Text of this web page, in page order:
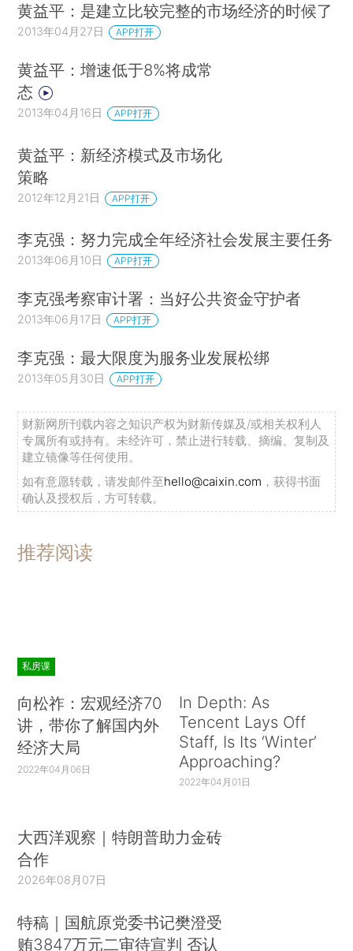
黄益平：是建立比较完整的市场经济的时候了
2013年04月27日 APP打开
黄益平：增速低于8%将成常
态
2013年04月16日 APP打开
黄益平：新经济模式及市场化
策略
2012年12月21日 APP打开
李克强：努力完成全年经济社会发展主要任务
2013年06月10日 APP打开
李克强考察审计署：当好公共资金守护者
2013年06月17日 APP打开
李克强：最大限度为服务业发展松绑
2013年05月30日 APP打开
财新网所刊载内容之知识产权为财新传媒及/或相关权利人
专属所有或持有。未经许可，禁止进行转载、摘编、复制及
建立镜像等任何使用。
如有意愿转载，请发邮件至hello@caixin.com ，获得书面
确认及授权后，方可转载。
推荐阅读
私房课
向松祚：宏观经济70
讲，带你了解国内外
经济大局
2022年04月06日
In Depth: As
Tencent Lays Off
Staff, Is Its ‘Winter’
Approaching?
2022年04月01日
大西洋观察｜特朗普助力金砖
合作
2026年08月07日
特稿｜国航原党委书记樊澄受
贿3847万元二审待宣判 否认